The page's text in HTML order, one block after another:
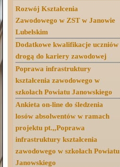
Rozwój Kształcenia
Zawodowego w ZST w Janowie
Lubelskim
Dodatkowe kwalifikacje uczniów
drogą do kariery zawodowej
Poprawa infrastruktury
kształcenia zawodowego w
szkołach Powiatu Janowskiego
Ankieta on-line do śledzenia
losów absolwentów w ramach
projektu pt.,,Poprawa
infrastruktury kształcenia
zawodowego w szkołach Powiatu
Janowskiego